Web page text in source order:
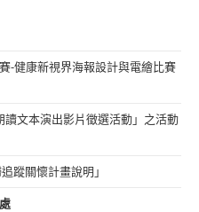
-健康新視界海報設計與電繪比賽
文本演出影片徵選活動」之活動
蹤關懷計畫說明」